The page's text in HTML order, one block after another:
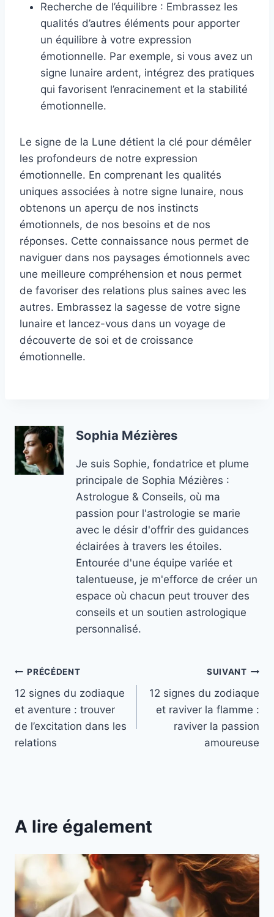
Recherche de l’équilibre : Embrassez les
qualités d’autres éléments pour apporter
un équilibre à votre expression
émotionnelle. Par exemple, si vous avez un
signe lunaire ardent, intégrez des pratiques
qui favorisent l’enracinement et la stabilité
émotionnelle.
Le signe de la Lune détient la clé pour démêler
les profondeurs de notre expression
émotionnelle. En comprenant les qualités
uniques associées à notre signe lunaire, nous
obtenons un aperçu de nos instincts
émotionnels, de nos besoins et de nos
réponses. Cette connaissance nous permet de
naviguer dans nos paysages émotionnels avec
une meilleure compréhension et nous permet
de favoriser des relations plus saines avec les
autres. Embrassez la sagesse de votre signe
lunaire et lancez-vous dans un voyage de
découverte de soi et de croissance
émotionnelle.
Sophia Mézières
Je suis Sophie, fondatrice et plume
principale de Sophia Mézières :
Astrologue & Conseils, où ma
passion pour l'astrologie se marie
avec le désir d'offrir des guidances
éclairées à travers les étoiles.
Entourée d'une équipe variée et
talentueuse, je m'efforce de créer un
espace où chacun peut trouver des
conseils et un soutien astrologique
personnalisé.
Navigation
de
l’article
PRÉCÉDENT
12 signes du zodiaque
et aventure : trouver
de l’excitation dans les
relations
SUIVANT
12 signes du zodiaque
et raviver la flamme :
raviver la passion
amoureuse
A lire également